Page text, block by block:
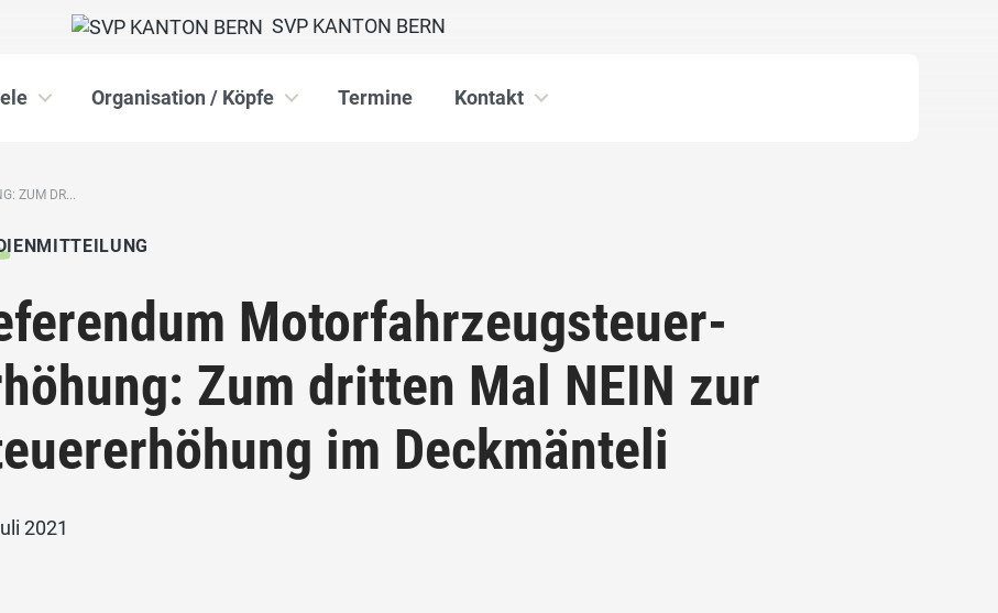
SVP KANTON BERN
Organisation / Köpfe Termine Kontakt
ZUM DR...
Motorfahrzeugsteuer-
Zum dritten Mal NEIN zur
im Deckmänteli
2021